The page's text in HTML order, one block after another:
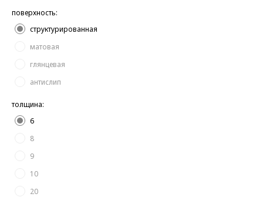
поверхность:
структурированная
матовая
глянцевая
антислип
толщина:
6
8
9
10
20